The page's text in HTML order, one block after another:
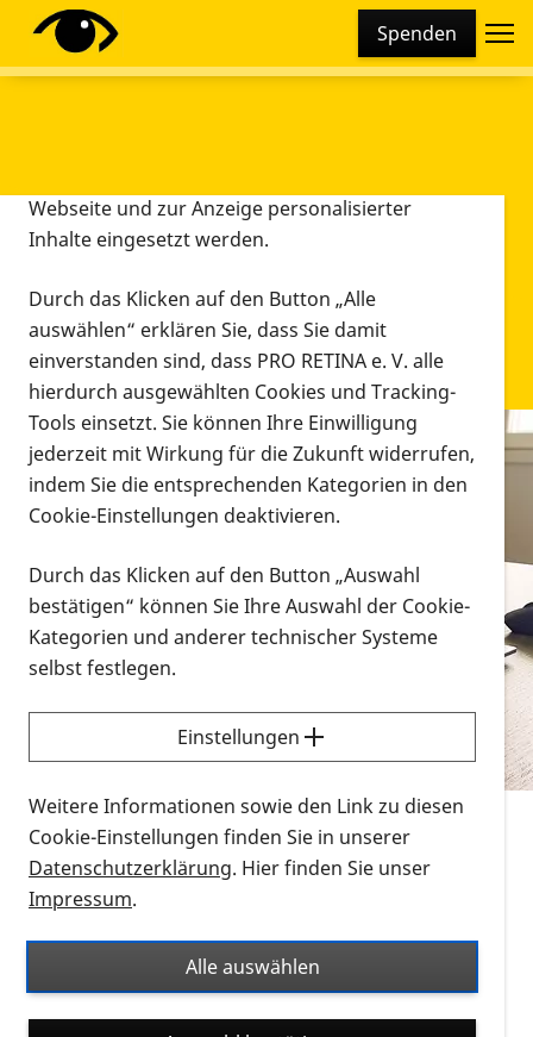
Spenden
Infomaterial
Infomaterial
Vorlesen
Alle Infomaterialien in verschiedenen
Formaten an einem Ort
Sie möchten wissen, wie Sie nach Infonmaterial
suchen und dieses bestellen bzw. herunterladen
können? Schauen Sie sich dieErklärvideos zum
Thema Infomaterial auf der PRO RETINA-Website
für blinde und sehbehinderte Menschen an.
Auf dieser Seite finden Sie sämtliches Infomaterial
Ort. Nutzen Sie den Formatfilter, um ausschließlich
nach Flyern und Broschüren, Audios oder Videos zu
suchen. Die meisten Flyer und Broschüren werden in
Diese Webseite setzt verschiedene Cookies und
Tracking-Tools ein. Dies beinhaltet Cookies und
Webseite und zur Anzeige personalisierter
Inhalte eingesetzt werden.
Durch das Klicken auf den Button „Alle
auswählen“ erklären Sie, dass Sie damit
einverstanden sind, dass PRO RETINA e. V. alle
hierdurch ausgewählten Cookies und Tracking-
Tools einsetzt. Sie können Ihre Einwilligung
jederzeit mit Wirkung für die Zukunft widerrufen,
indem Sie die entsprechenden Kategorien in den
Cookie-Einstellungen deaktivieren.
Durch das Klicken auf den Button „Auswahl
bestätigen“ können Sie Ihre Auswahl der Cookie-
Kategorien und anderer technischer Systeme
selbst festlegen.
Einstellungen
Weitere Informationen sowie den Link zu diesen
Cookie-Einstellungen finden Sie in unserer
Datenschutzerklärung. Hier finden Sie unser
Impressum.
Alle auswählen